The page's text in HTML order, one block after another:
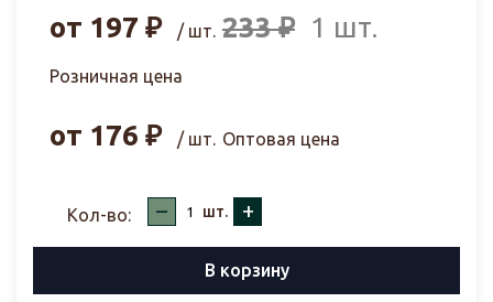
от 197 ₽ / шт. 233₽ 1 шт.
Розничная цена
от 176 ₽ / шт. Оптовая цена
Кол-во: – шт. +
В корзину